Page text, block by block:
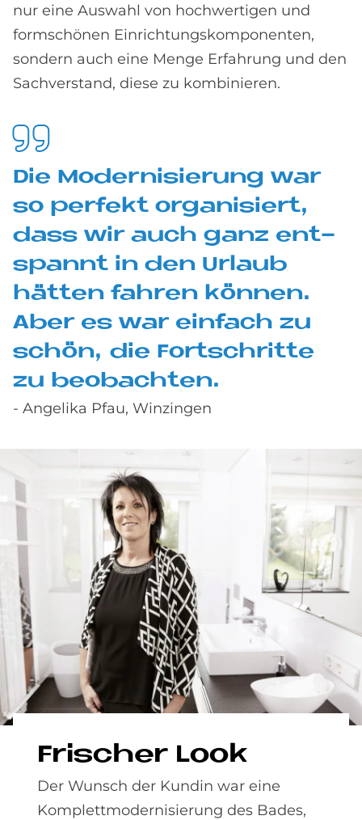
nur eine Auswahl von hochwertigen und
formschönen Einrichtungskomponenten,
sondern auch eine Menge Erfahrung und den
Sachverstand, diese zu kombinieren.
Die Mo­der­ni­sie­rung war
so per­fe­kt or­ga­ni­siert,
dass wir auch ganz ent­
span­nt in den Ur­laub
hät­ten fah­ren kön­nen.
Aber es war ein­fach zu
schön, die Fort­schrit­te
zu be­ob­ach­ten.
- Angelika Pfau, Winzingen
Fri­scher Look
Der Wunsch der Kundin war eine
Komplettmodernisierung des Bades,